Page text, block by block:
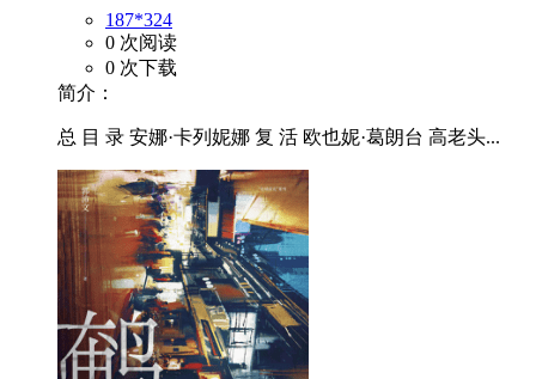
187*324
0 次阅读
0 次下载
简介：
总 目 录 安娜·卡列妮娜 复 活 欧也妮·葛朗台 高老头...